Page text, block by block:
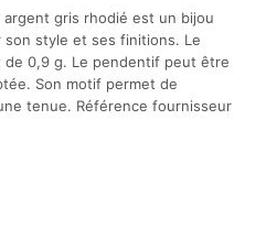
gris rhodié est un bijou
style et ses finitions. Le
de 0,9 g. Le pendentif peut être
Son motif permet de
tenue. Référence fournisseur